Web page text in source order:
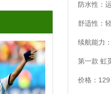
防水性：
舒适性：
续航能力
第一款 虹
价格：